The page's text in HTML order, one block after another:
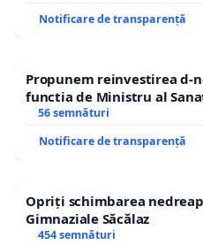
Notificare de transparență
Propunem reinvestirea d-
functia de Ministru al
56 semnături
Notificare de transparență
Opriți schimbarea
Gimnaziale Săcălaz
454 semnături